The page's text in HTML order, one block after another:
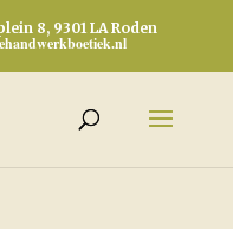
8, 9301 LA Roden